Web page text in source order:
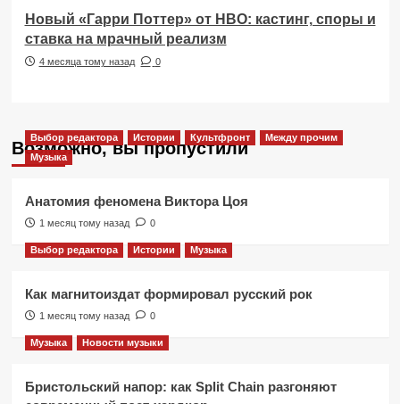
Новый «Гарри Поттер» от HBO: кастинг, споры и
ставка на мрачный реализм
4 месяца тому назад 0
Возможно, вы пропустили
Выбор редактора Истории Культфронт
Между прочим
Музыка
Анатомия феномена Виктора Цоя
1 месяц тому назад 0
Выбор редактора Истории Музыка
Как магнитоиздат формировал русский рок
1 месяц тому назад 0
Музыка Новости музыки
Бристольский напор: как Split Chain разгоняют